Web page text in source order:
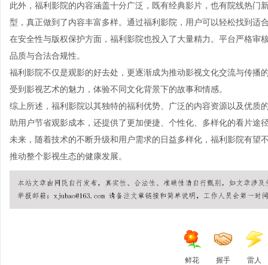
此外，福利影院的内容涵盖十分广泛，既有经典影片，也有院线热
型，真正做到了内容丰富多样。通过福利影院，用户可以轻松找到适
在安全性与版权保护方面，福利影院也投入了大量精力。平台严格审
品质与合法合规性。
福利影院不仅是观影的好去处，更逐渐成为推动影视文化交流与传播
受到影视艺术的魅力，体验不同文化背景下的故事和情感。
综上所述，福利影院以其独特的福利优势、广泛的内容资源以及优质
助用户节省观影成本，还提供了更加便捷、个性化、多样化的看片途
未来，随着技术的不断升级和用户需求的日益多样化，福利影院有望
推动整个影视生态的健康发展。
鲜花 握手 雷人